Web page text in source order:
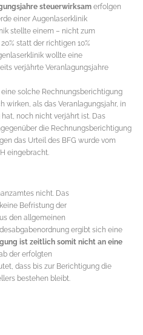
steuerwirksam erfolgen
einer Augenlaserklinik
stellte einem – nicht zum
statt der richtigen 10%
wollte eine
verjährte Veranlagungsjahre
solche Rechnungsberichtigung
wirken, als das Veranlagungsjahr, in
noch nicht verjährt ist. Das
die Rechnungsberichtigung
das Urteil des BFG wurde vom
eingebracht.
nicht. Das
Befristung der
den allgemeinen
ergibt sich eine
ist zeitlich somit nicht an eine
der erfolgten
dass bis zur Berichtigung die
bestehen bleibt.